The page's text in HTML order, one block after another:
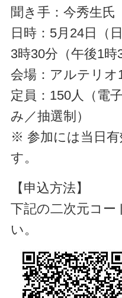
聞き手：今秀生氏
日時：5月24日（
3時30分（午後1時
会場：アルテリオ
定員：150人（電
み／抽選制）
※ 参加には当日
す。
【申込方法】
下記の二次元コー
い。